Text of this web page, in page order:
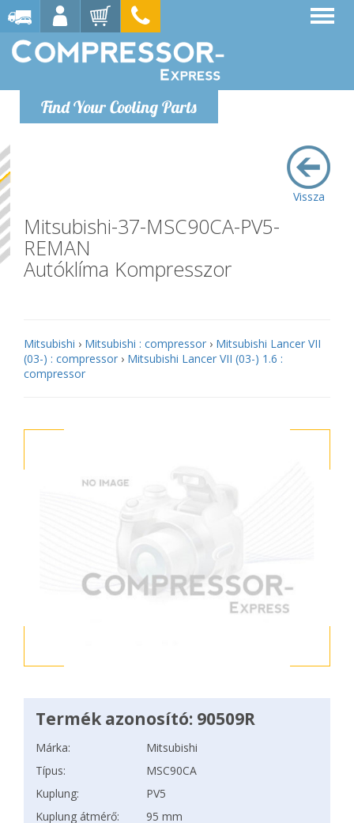
Find Your Cooling Parts
Vissza
Mitsubishi-37-MSC90CA-PV5-
REMAN
Autóklíma Kompresszor
Mitsubishi › Mitsubishi : compressor › Mitsubishi Lancer VII
(03-) : compressor › Mitsubishi Lancer VII (03-) 1.6 :
compressor
Termék azonosító: 90509R
Márka:
Mitsubishi
Típus:
MSC90CA
Kuplung:
PV5
Kuplung átmérő:
95 mm